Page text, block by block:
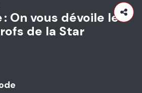
On vous dévoile le
de la Star